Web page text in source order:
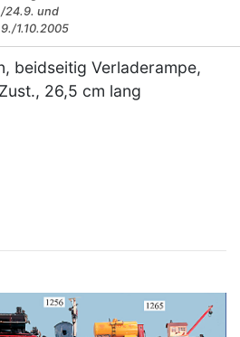
24.9. und
1.10.2005
beidseitig Verladerampe,
26,5 cm lang